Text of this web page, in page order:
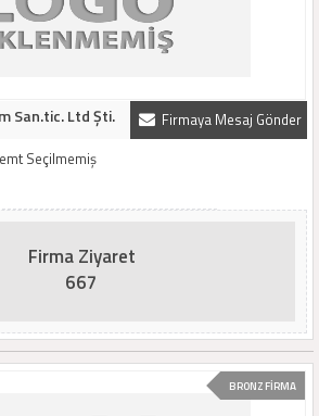
Firmaya Mesaj Gönder
San.tic. Ltd Şti.
Seçilmemiş
Firma Ziyaret
667
BRONZ FİRMA